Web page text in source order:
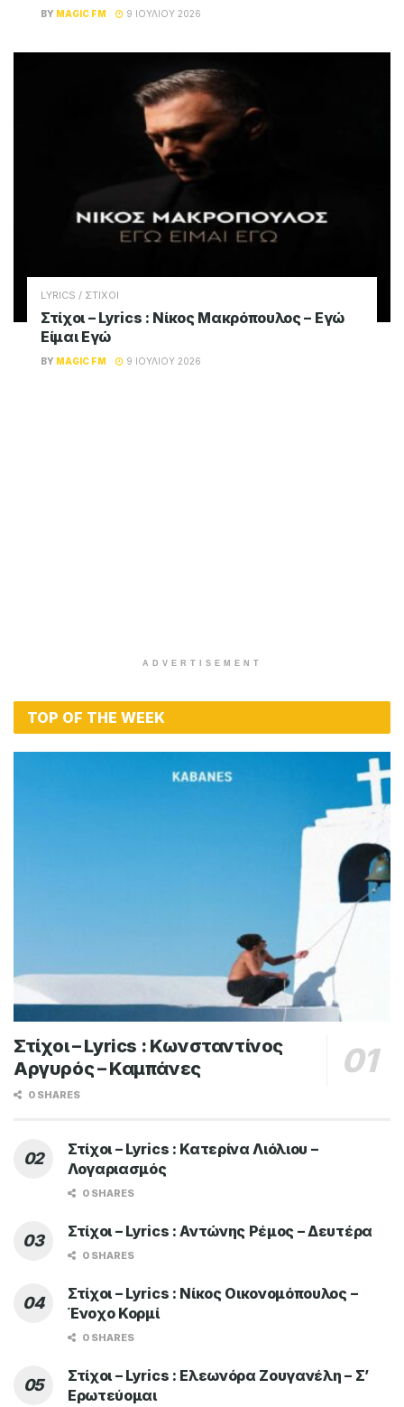
BY MAGIC FM 9 ΙΟΥΛΊΟΥ 2026
LYRICS / ΣΤΙΧΟΙ
Στίχοι – Lyrics : Νίκος Μακρόπουλος – Εγώ
Είμαι Εγώ
BY MAGIC FM 9 ΙΟΥΛΊΟΥ 2026
ADVERTISEMENT
TOP OF THE WEEK
Στίχοι – Lyrics : Κωνσταντίνος
Αργυρός – Καμπάνες
0 SHARES
Στίχοι – Lyrics : Κατερίνα Λιόλιου –
Λογαριασμός
0 SHARES
Στίχοι – Lyrics : Αντώνης Ρέμος – Δευτέρα
0 SHARES
Στίχοι – Lyrics : Νίκος Οικονομόπουλος –
Ένοχο Κορμί
0 SHARES
Στίχοι – Lyrics : Ελεωνόρα Ζουγανέλη – Σ’
Ερωτεύομαι